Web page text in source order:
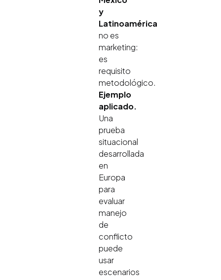
y
Latinoamérica
no es
marketing:
es
requisito
metodológico.
Ejemplo
aplicado.
Una
prueba
situacional
desarrollada
en
Europa
para
evaluar
manejo
de
conflicto
puede
usar
escenarios